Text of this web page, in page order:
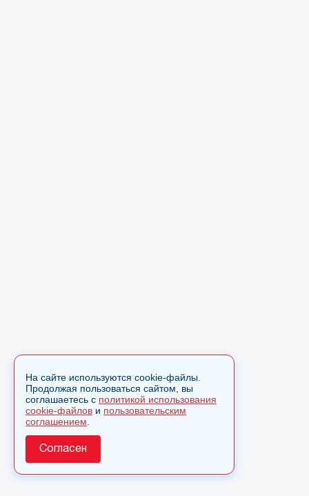
На сайте используются cookie-файлы.
Продолжая пользоваться сайтом, вы
соглашаетесь с политикой использования
cookie-файлов и пользовательским
соглашением
Согласен